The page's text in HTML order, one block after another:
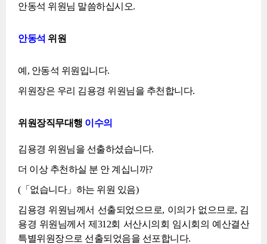
안동석 위원님 말씀하십시오.
안동석 위원
예, 안동석 위원입니다.
위원장은 우리 김용경 위원님을 추천합니다.
위원장직무대행 이수의
김용경 위원님을 선출하셨습니다.
더 이상 추천하실 분 안 계십니까?
(「없습니다」하는 위원 있음)
김용경 위원님께서 선출되었으므로, 이의가 없으므로, 김
용경 위원님께서 제312회 서산시의회 임시회의 예산결산
특별위원장으로 선출되었음을 선포합니다.